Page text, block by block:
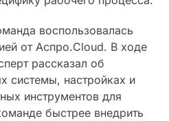
воспользовалась
от Аспро.Cloud. В ходе
рассказал об
системы, настройках и
инструментов для
быстрее внедрить